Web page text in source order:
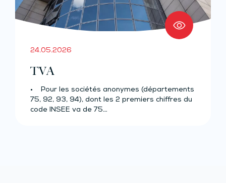
24.05.2026
TVA
• Pour les sociétés anonymes (départements
75, 92, 93, 94), dont les 2 premiers chiffres du
code INSEE va de 75…